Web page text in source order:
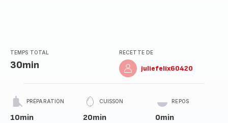
TEMPS TOTAL
30min
RECETTE DE
juliefelix60420
PRÉPARATION
10min
CUISSON
20min
REPOS
0min